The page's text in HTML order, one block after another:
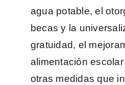
agua potable, el
becas y la
gratuidad, el
alimentación
otras medidas que